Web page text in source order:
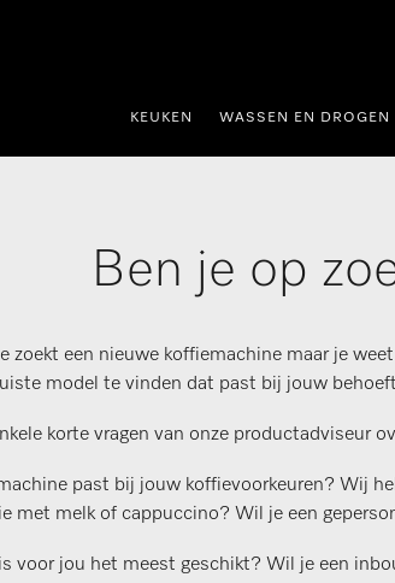
KEUKEN WASSEN EN DROGEN
Ben je op
Je zoekt een nieuwe koffiemachine maar je
model te vinden dat past bij jouw
korte vragen van onze productadviseur
past bij jouw koffievoorkeuren? Wij
met melk of cappuccino? Wil je een
voor jou het meest geschikt? Wil je een